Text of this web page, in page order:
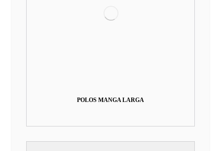
POLOS MANGA LARGA